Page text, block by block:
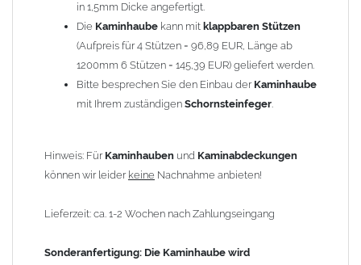
in 1,5mm Dicke angefertigt.
Die Kaminhaube kann mit klappbaren Stützen
(Aufpreis für 4 Stützen = 96,89 EUR, Länge ab
1200mm 6 Stützen = 145,39 EUR) geliefert werden.
Bitte besprechen Sie den Einbau der Kaminhaube
mit Ihrem zuständigen Schornsteinfeger.
Hinweis: Für Kaminhauben und Kaminabdeckungen
können wir leider keine Nachnahme anbieten!
Lieferzeit: ca. 1-2 Wochen nach Zahlungseingang
Sonderanfertigung: Die Kaminhaube wird